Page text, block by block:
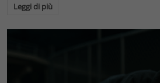
Leggi di più